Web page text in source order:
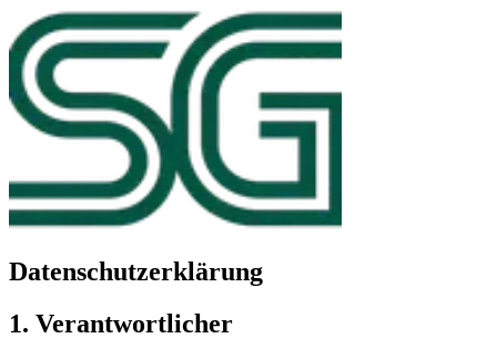
Datenschutzerklärung
1. Verantwortlicher